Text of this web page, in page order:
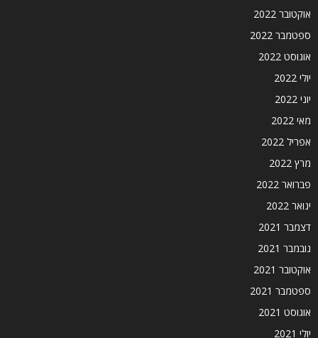
אוקטובר 2022
ספטמבר 2022
אוגוסט 2022
יולי 2022
יוני 2022
מאי 2022
אפריל 2022
מרץ 2022
פברואר 2022
ינואר 2022
דצמבר 2021
נובמבר 2021
אוקטובר 2021
ספטמבר 2021
אוגוסט 2021
יולי 2021